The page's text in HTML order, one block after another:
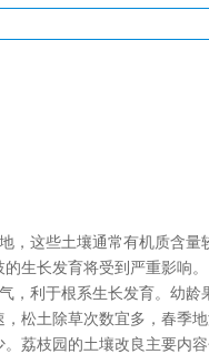
，这些土壤通常有机质含量
生长发育将受到严重影响。
，利于根系生长发育。幼龄
松土除草次数宜多，春季
荔枝园的土壤改良主要内